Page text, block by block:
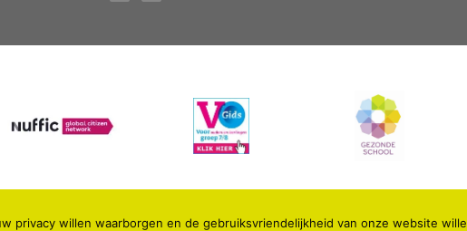
privacy willen waarborgen en de gebruiksvriendelijkheid van onze website